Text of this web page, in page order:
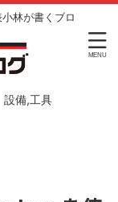
林が書くブロ
設備,工具